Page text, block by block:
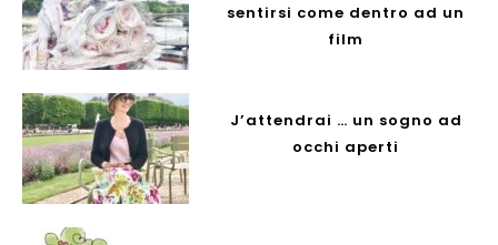
sentirsi come dentro ad un
film
J’attendrai … un sogno ad
occhi aperti